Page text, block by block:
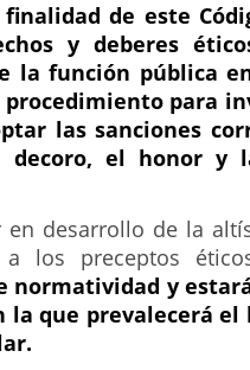
de este
y deberes
la función pública
procedimiento para
las sanciones
decoro, el honor y
en desarrollo de la
a los preceptos
normatividad y
que prevalecerá el